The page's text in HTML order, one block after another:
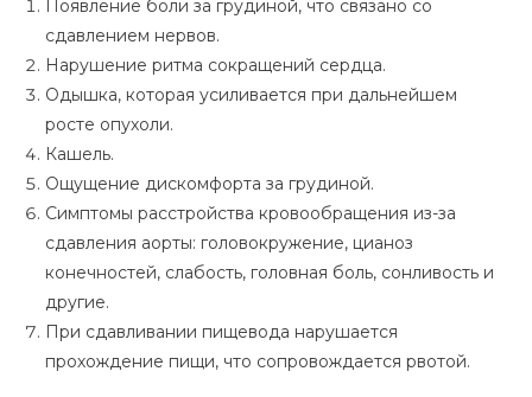
Появление боли за грудиной, что связано со
сдавлением нервов.
Нарушение ритма сокращений сердца.
Одышка, которая усиливается при дальнейшем
росте опухоли.
Кашель.
Ощущение дискомфорта за грудиной.
Симптомы расстройства кровообращения из-за
сдавления аорты: головокружение, цианоз
конечностей, слабость, головная боль, сонливость и
другие.
При сдавливании пищевода нарушается
прохождение пищи, что сопровождается рвотой.